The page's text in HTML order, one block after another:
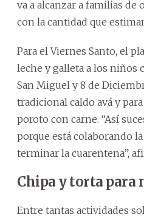
va a alcanzar a familias de
con la cantidad que
Para el Viernes Santo, el
leche y galleta a los niños
San Miguel y 8 de
tradicional caldo avá y
poroto con carne. “Así
porque está colaborando
terminar la cuarentena”,
Chipa y torta para
Entre tantas actividades